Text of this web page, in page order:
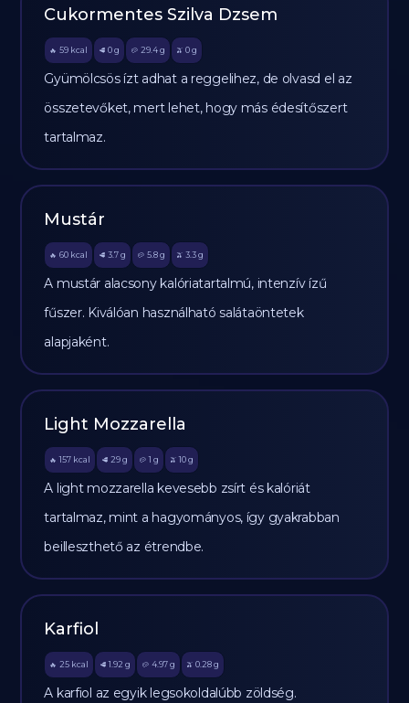
Cukormentes Szilva Dzsem
🔥 59 kcal 🥩 0 g 🥔 29.4g 🫒 0 g
Gyümölcsös ízt adhat a reggelihez, de olvasd el az
összetevőket, mert lehet, hogy más édesítőszert
tartalmaz.
Mustár
🔥 60 kcal 🥩 3.7 g 🥔 5.8g 🫒 3.3 g
A mustár alacsony kalóriatartalmú, intenzív ízű
fűszer. Kiválóan használható salátaöntetek
alapjaként.
Light Mozzarella
🔥 157 kcal 🥩 29 g 🥔 1 g 🫒 10 g
A light mozzarella kevesebb zsírt és kalóriát
tartalmaz, mint a hagyományos, így gyakrabban
beilleszthető az étrendbe.
Karfiol
🔥 25 kcal 🥩 1.92 g 🥔 4.97g 🫒 0.28 g
A karfiol az egyik legsokoldalúbb zöldség.